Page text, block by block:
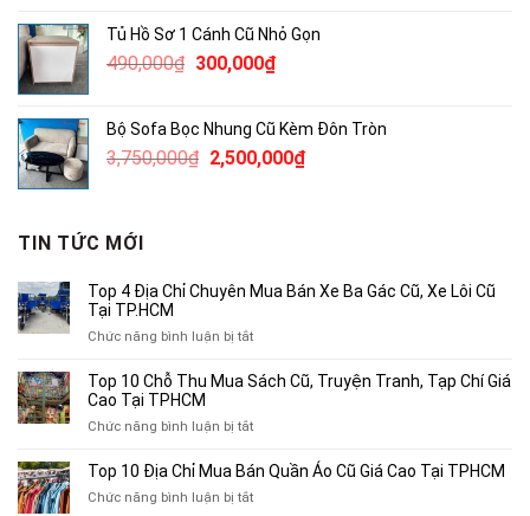
2,300,000₫.là:
Tủ Hồ Sơ 1 Cánh Cũ Nhỏ Gọn
490,000₫ Giá
490,000₫.
300,000₫Giá
là:
300,000₫.
Bộ Sofa Bọc Nhung Cũ Kèm Đôn Tròn
3,750,000₫ Giá
2,500,000₫Giá
TIN TỨC MỚI
Top 4 Địa Chỉ Chuyên Mua Bán Xe Ba Gác Cũ, Xe Lôi Cũ
Tại TP.HCM
Chức năng bình luận bị tắtở
4
Bán
Xe
Top 10 Chỗ Thu Mua Sách Cũ, Truyện Tranh, Tạp Chí Giá
Cao Tại TPHCM
Chức năng bình luận bị tắtở
10
Thu
Top 10 Địa Chỉ Mua Bán Quần Áo Cũ Giá Cao Tại TPHCM
Chức năng bình luận bị tắtở